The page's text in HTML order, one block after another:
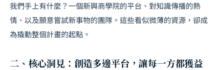
我們手上有什麼？一個新興商學院的平台、對知識傳播的熱
情、以及願意嘗試新事物的團隊。這些看似微薄的資源，卻成
為撬動整個計畫的起點。
二、核心洞見：創造多邊平台，讓每一方都獲益